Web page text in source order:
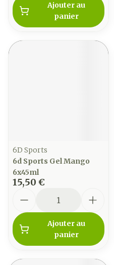
Ajouter au
panier
6D Sports
6d Sports Gel Mango
6x45ml
15,50 €
Ajouter au
panier